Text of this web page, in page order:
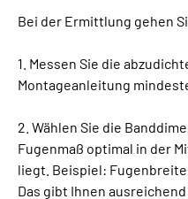
Bei der Ermittlung gehen
1. Messen Sie die
Montageanleitung
2. Wählen Sie die
Fugenmaß optimal in der
liegt. Beispiel: Fugenbreite
Das gibt Ihnen